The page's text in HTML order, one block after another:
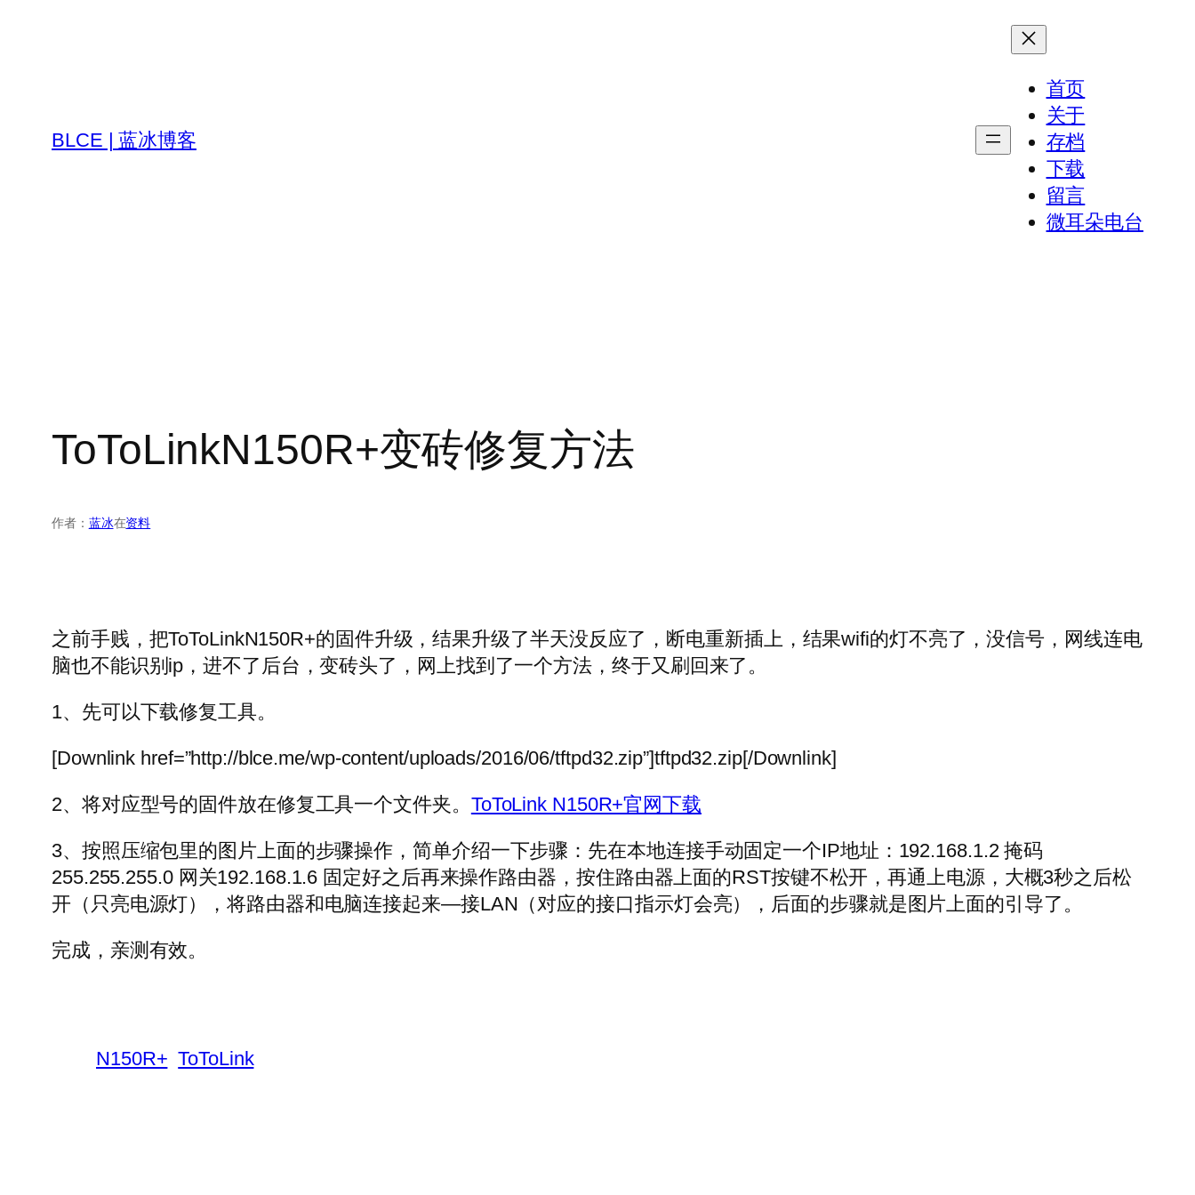
BLCE | 蓝冰博客
首页
关于
存档
下载
留言
微耳朵电台
ToToLinkN150R+变砖修复方法
作者： 蓝冰在资料
之前手贱，把ToToLinkN150R+的固件升级，结果升级了半天没反应了，断电重新插上，结果wifi的灯不亮了，没信号，网线连电
脑也不能识别ip，进不了后台，变砖头了，网上找到了一个方法，终于又刷回来了。
1、先可以下载修复工具。
[Downlink href=”http://blce.me/wp-content/uploads/2016/06/tftpd32.zip”]tftpd32.zip[/Downlink]
2、将对应型号的固件放在修复工具一个文件夹。 ToToLink N150R+官网下载
3、按照压缩包里的图片上面的步骤操作，简单介绍一下步骤：先在本地连接手动固定一个IP地址：192.168.1.2 掩码
255.255.255.0 网关192.168.1.6 固定好之后再来操作路由器，按住路由器上面的RST按键不松开，再通上电源，大概3秒之后松
开（只亮电源灯），将路由器和电脑连接起来—接LAN（对应的接口指示灯会亮），后面的步骤就是图片上面的引导了。
完成，亲测有效。
N150R+ ToToLink